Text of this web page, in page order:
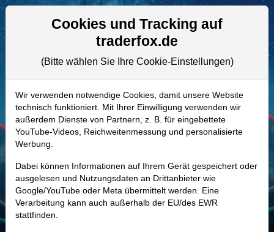
Aktien- und Artikelsuche
931083 | ATI–Allegheny
Technologies Aktie
Realtime-Aktienkurs:
- - -
-
Marktkapitalisierung 31,11 Mrd. USD
Unternehmenswert
Cookies und Tracking auf
traderfox.de
(Bitte wählen Sie Ihre Cookie-Einstellungen)
Wir verwenden notwendige Cookies, damit unsere Website
technisch funktioniert. Mit Ihrer Einwilligung verwenden wir
außerdem Dienste von Partnern, z. B. für eingebettete
YouTube-Videos, Reichweitenmessung und personalisierte
Werbung.
Dabei können Informationen auf Ihrem Gerät gespeichert oder
ausgelesen und Nutzungsdaten an Drittanbieter wie
Google/YouTube oder Meta übermittelt werden. Eine
Verarbeitung kann auch außerhalb der EU/des EWR
stattfinden.